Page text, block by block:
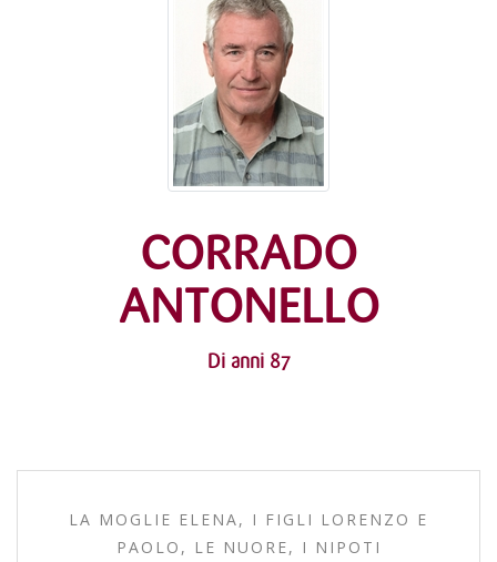
CORRADO
ANTONELLO
Di anni 87
LA MOGLIE ELENA, I FIGLI LORENZO E
PAOLO, LE NUORE, I NIPOTI